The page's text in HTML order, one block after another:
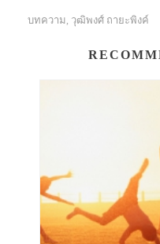
บทความ, วุฒิพงศ์ ถายะพิงค์